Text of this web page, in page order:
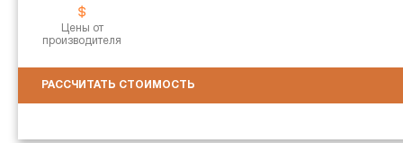
Цены от
производителя
РАССЧИТАТЬ СТОИМОСТЬ